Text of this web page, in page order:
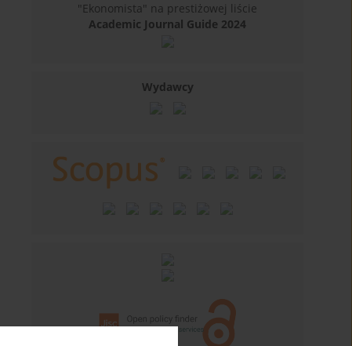
"Ekonomista" na prestiżowej liście
Academic Journal Guide 2024
Wydawcy